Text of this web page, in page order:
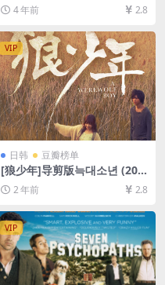
15分钟(终极剪辑版)[百度网盘
+迅雷云盘资源1080P超清未
删减][MP4/13GB][中英字幕]
4 年前 2.8
VIP
日韩 豆瓣榜单
[狼少年]导剪版늑대소년 (201
2)[百度网盘+夸克网盘1080P
超清未删减资源][网盘在线播
放/下载][MP4/9.2GB][中文字
幕]
2 年前 2.8
VIP